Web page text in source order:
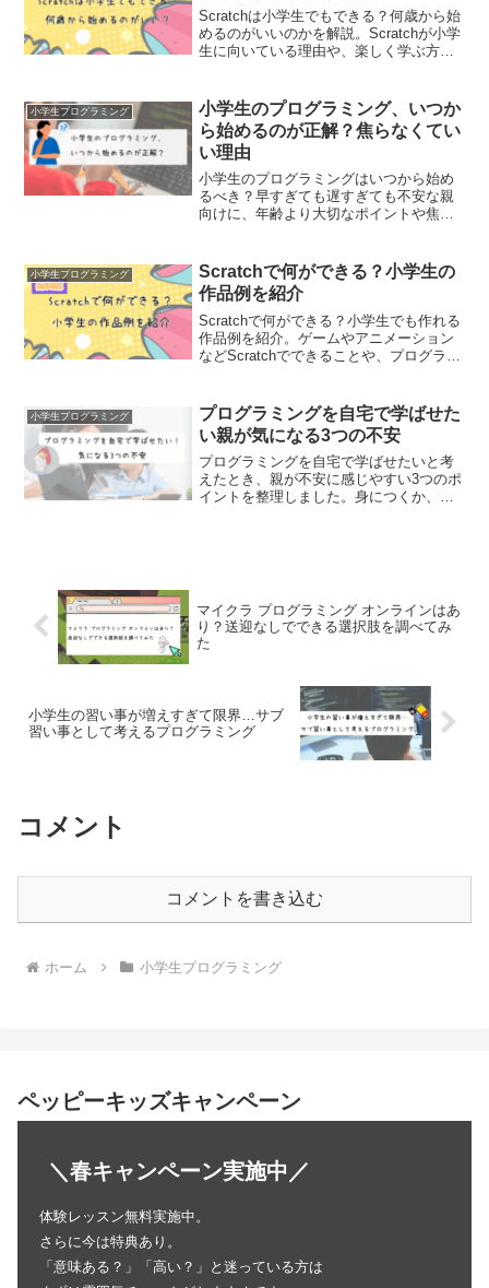
Scratchは小学生でもできる？何歳から始
めるのがいいのかを解説。Scratchが小学
生に向いている理由や、楽しく学ぶ方法
小学生プログラミング
小学生のプログラミング、いつか
ら始めるのが正解？焦らなくてい
い理由
小学生のプログラミングはいつから始め
るべき？早すぎても遅すぎても不安な親
向けに、年齢より大切なポイントや焦ら
小学生プログラミング
Scratchで何ができる？小学生の
作品例を紹介
Scratchで何ができる？小学生でも作れる
作品例を紹介。ゲームやアニメーション
などScratchでできることや、プログラミ
小学生プログラミング
プログラミングを自宅で学ばせた
い親が気になる3つの不安
プログラミングを自宅で学ばせたいと考
えたとき、親が不安に感じやすい3つのポ
イントを整理しました。身につくか、親
マイクラ プログラミング オンラインはあ
り？送迎なしでできる選択肢を調べてみ
た
小学生の習い事が増えすぎて限界…サブ
習い事として考えるプログラミング
コメント
コメントを書き込む
ホーム 小学生プログラミング
ペッピーキッズキャンペーン
＼春キャンペーン実施中／
体験レッスン無料実施中。
さらに今は特典あり。
「意味ある？」「高い？」と迷っている方は